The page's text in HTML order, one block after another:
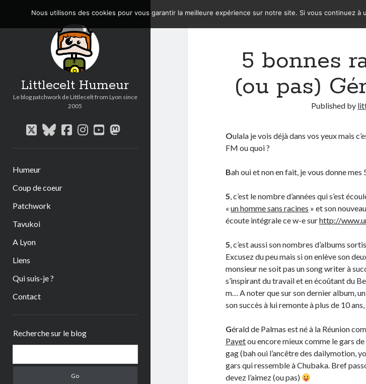
Littlecelt Humeur
Le blog patchwork de Littlecelt from Lyon since
2005
twitterbluesky
facebook
instagram
youtube
mastodon
Humeur
Coup de coeur
Patchwork
Tavukoi
A Lyon
Liens
Qui suis-je ?
Contact
Recherche sur le blog
5 bonnes
(ou pas)
Published by
Oulala je vois déjà dans vos yeux mais
FM ou quoi ?
Bah oui et non en fait, je vous donne mes
5, c’est le nombre d’années qui s’est
«un homme sans racines » et son nouveau
écoute intégrale ce w-e surhttp://
5, c’est aussi son nombres d’albums
Excusez du peu mais si on enlève son
monsieur ne soit pas un song writer à
s’inspirant du travail et en écoûtant du
m… A noter que sur son dernier album,
son succès à lui remonte à plus de 10
Gérald de Palmas est né à la Réunion
Payetou encore mieux comme le gars
gag (bah oui l’ancêtre des dailymotion,
gars qui ressemble à Chubaka. Bref
devez l’aimez (ou pas)
Nous utilisons des cookies pour vous garantir la meilleure expérience sur notre site. Si vous continuez